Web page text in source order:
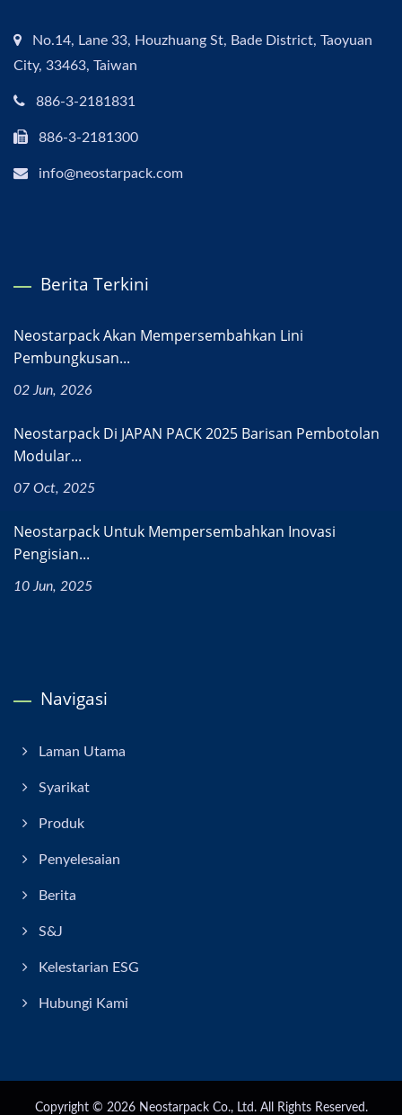
No.14, Lane 33, Houzhuang St, Bade District, Taoyuan
City, 33463, Taiwan
886-3-2181831
886-3-2181300
info@neostarpack.com
Berita Terkini
Neostarpack Akan Mempersembahkan Lini
Pembungkusan...
02 Jun, 2026
Neostarpack Di JAPAN PACK 2025 Barisan Pembotolan
Modular...
07 Oct, 2025
Neostarpack Untuk Mempersembahkan Inovasi
Pengisian...
10 Jun, 2025
Navigasi
Laman Utama
Syarikat
Produk
Penyelesaian
Berita
S&J
Kelestarian ESG
Hubungi Kami
Copyright © 2026 Neostarpack Co., Ltd.All Rights Reserved.